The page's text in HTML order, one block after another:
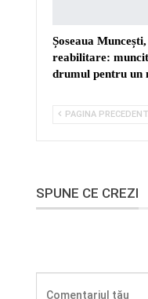
Șoseaua
reabilitare:
drumul pentru un
PAGINA
SPUNE CE CREZI